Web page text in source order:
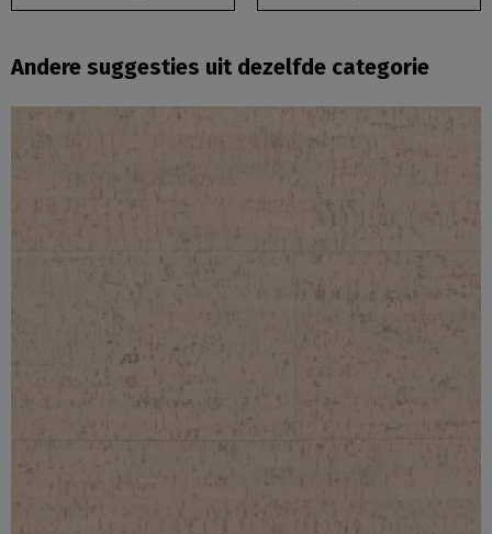
Andere suggesties uit dezelfde categorie